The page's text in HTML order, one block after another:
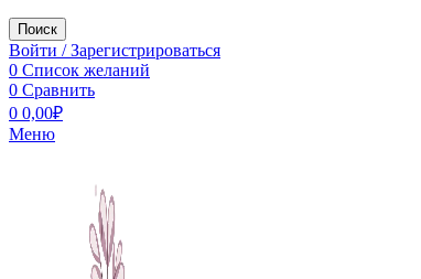
Поиск
Войти / Зарегистрироваться
0 Список желаний
0 Сравнить
0 0,00₽
Меню